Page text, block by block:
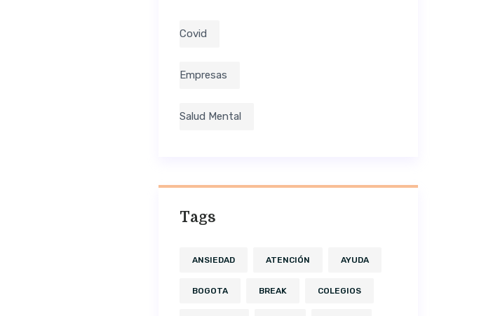
Covid
Empresas
Salud Mental
Tags
ANSIEDAD ATENCIÓN AYUDA
BOGOTA BREAK COLEGIOS